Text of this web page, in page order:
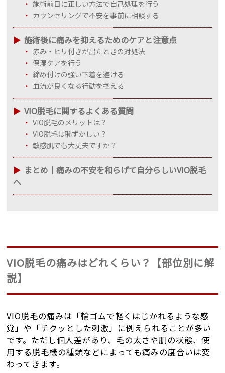
施術前日に正しい方法で自己処理を行う
カウンセリングで不安を事前に相談する
施術後に痛みを抑えるためのケアと注意点
赤み・ヒリ付きが出たときの対処法
保湿ケアを行う
締め付けの強い下着を避ける
血流が良くなる行動を控える
VIO脱毛に関するよくある質問
VIO脱毛のメリットは？
VIO脱毛は恥ずかしい？
敏感肌でも大丈夫ですか？
まとめ｜痛みの不安を和らげて自分らしいVIO脱毛
へ
VIO脱毛の痛みはどれくらい？【部位別に解
説】
VIO脱毛の痛みは「輪ゴムで軽くはじかれるような感
覚」や「チクッとした刺激」に例えられることが多い
です。ただし個人差があり、毛の太さや肌の状態、使
用する脱毛機の種類などによっても痛みの度合いは変
わってきます。